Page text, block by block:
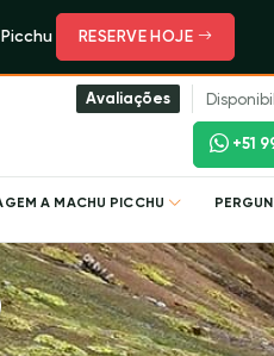
RESERVE HOJE
Avaliações
+51
A MACHU PICCHU